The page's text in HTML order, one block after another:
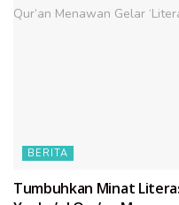
BERITA
Tumbuhkan Minat